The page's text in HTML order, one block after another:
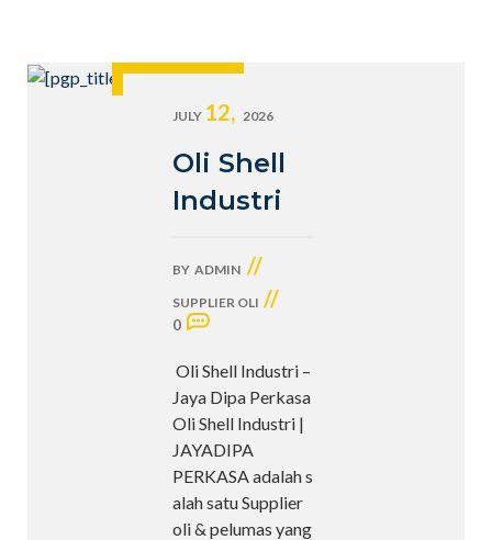
JULY 12, 2026
Oli Shell
Industri
BY ADMIN //
SUPPLIER OLI //
0
Oli Shell Industri –
Jaya Dipa Perkasa
Oli Shell Industri |
JAYADIPA
PERKASA adalah s
alah satu Supplier
oli & pelumas yang